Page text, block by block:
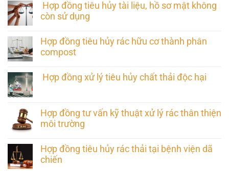
Hợp đồng tiêu hủy tài liệu, hồ sơ mật không
còn sử dụng
Hợp đồng tiêu hủy rác hữu cơ thành phân
compost
Hợp đồng xử lý tiêu hủy chất thải độc hại
Hợp đồng tư vấn kỹ thuật xử lý rác thân thiện
môi trường
Hợp đồng tiêu hủy rác thải tại bệnh viện dã
chiến